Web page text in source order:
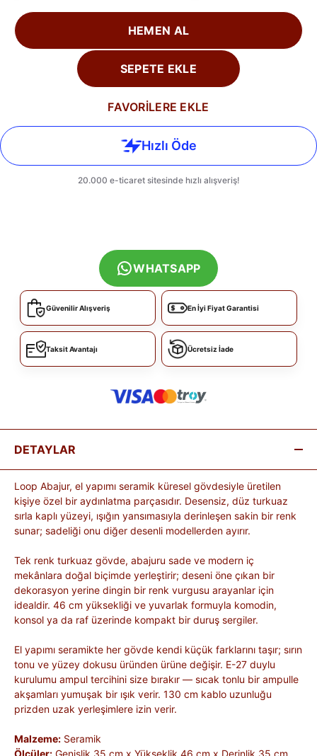
HEMEN AL
SEPETE EKLE
FAVORİLERE EKLE
WHATSAPP
Güvenilir Alışveriş En İyi Fiyat Garantisi
Taksit Avantajı Ücretsiz İade
DETAYLAR
Loop Abajur, el yapımı seramik küresel gövdesiyle üretilen
kişiye özel bir aydınlatma parçasıdır. Desensiz, düz turkuaz
sırla kaplı yüzeyi, ışığın yansımasıyla derinleşen sakin bir renk
sunar; sadeliği onu diğer desenli modellerden ayırır.
Tek renk turkuaz gövde, abajuru sade ve modern iç
mekânlara doğal biçimde yerleştirir; deseni öne çıkan bir
dekorasyon yerine dingin bir renk vurgusu arayanlar için
idealdir. 46 cm yüksekliği ve yuvarlak formuyla komodin,
konsol ya da raf üzerinde kompakt bir duruş sergiler.
El yapımı seramikte her gövde kendi küçük farklarını taşır; sırın
tonu ve yüzey dokusu üründen ürüne değişir. E-27 duylu
kurulumu ampul tercihini size bırakır — sıcak tonlu bir ampulle
akşamları yumuşak bir ışık verir. 130 cm kablo uzunluğu
prizden uzak yerleşimlere izin verir.
Malzeme: Seramik
Ölçüler: Genişlik 35 cm x Yükseklik 46 cm x Derinlik 35 cm